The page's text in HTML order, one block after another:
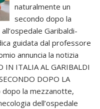
naturalmente un
secondo dopo la
Garibaldi-
guidata dal professore
annuncia la notizia
ITALIA AL GARIBALDI
DOPO LA
dopo la mezzanotte,
dell’ospedale